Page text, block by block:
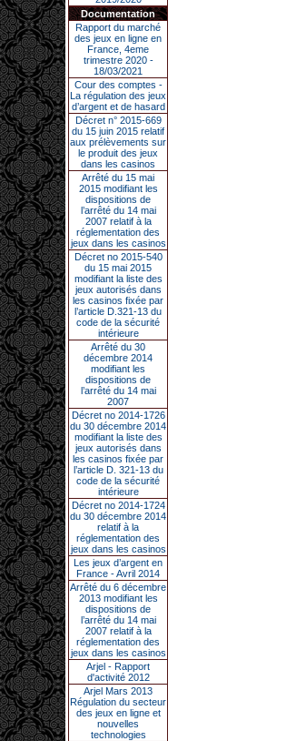
Documentation
Rapport du marché
des jeux en ligne en
France, 4eme
trimestre 2020 -
18/03/2021
Cour des comptes -
La régulation des jeux
d’argent et de hasard
Décret n° 2015-669
du 15 juin 2015 relatif
aux prélèvements sur
le produit des jeux
dans les casinos
Arrêté du 15 mai
2015 modifiant les
dispositions de
l’arrêté du 14 mai
2007 relatif à la
réglementation des
jeux dans les casinos
Décret no 2015-540
du 15 mai 2015
modifiant la liste des
jeux autorisés dans
les casinos fixée par
l’article D.321-13 du
code de la sécurité
intérieure
Arrêté du 30
décembre 2014
modifiant les
dispositions de
l’arrêté du 14 mai
2007
Décret no 2014-1726
du 30 décembre 2014
modifiant la liste des
jeux autorisés dans
les casinos fixée par
l’article D. 321-13 du
code de la sécurité
intérieure
Décret no 2014-1724
du 30 décembre 2014
relatif à la
réglementation des
jeux dans les casinos
Les jeux d’argent en
France - Avril 2014
Arrêté du 6 décembre
2013 modifiant les
dispositions de
l’arrêté du 14 mai
2007 relatif à la
réglementation des
jeux dans les casinos
Arjel - Rapport
d'activité 2012
Arjel Mars 2013
Régulation du secteur
des jeux en ligne et
nouvelles
technologies